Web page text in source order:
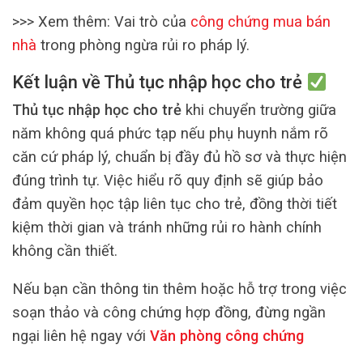
>>> Xem thêm: Vai trò của công chứng mua bán
nhà trong phòng ngừa rủi ro pháp lý.
Kết luận về Thủ tục nhập học cho trẻ
Thủ tục nhập học cho trẻ khi chuyển trường giữa
năm không quá phức tạp nếu phụ huynh nắm rõ
căn cứ pháp lý, chuẩn bị đầy đủ hồ sơ và thực hiện
đúng trình tự. Việc hiểu rõ quy định sẽ giúp bảo
đảm quyền học tập liên tục cho trẻ, đồng thời tiết
kiệm thời gian và tránh những rủi ro hành chính
không cần thiết.
Nếu bạn cần thông tin thêm hoặc hỗ trợ trong việc
soạn thảo và công chứng hợp đồng, đừng ngần
ngại liên hệ ngay với Văn phòng công chứng